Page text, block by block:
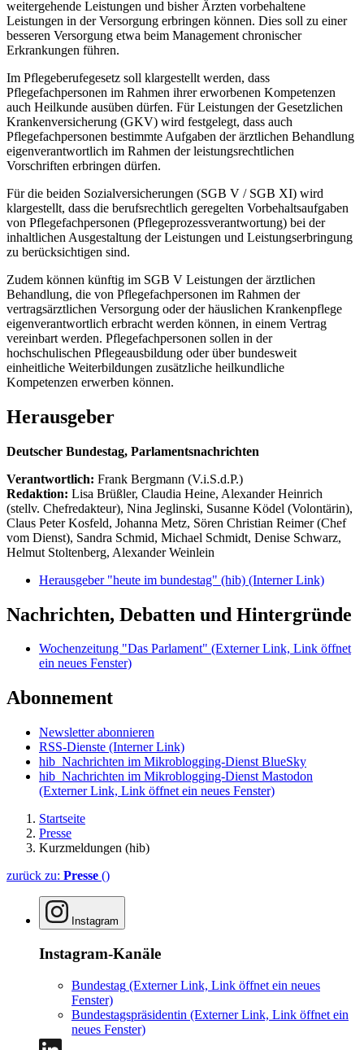
weitergehende Leistungen und bisher Ärzten vorbehaltene
Leistungen in der Versorgung erbringen können. Dies soll zu einer
besseren Versorgung etwa beim Management chronischer
Erkrankungen führen.
Im Pflegeberufegesetz soll klargestellt werden, dass
Pflegefachpersonen im Rahmen ihrer erworbenen Kompetenzen
auch Heilkunde ausüben dürfen. Für Leistungen der Gesetzlichen
Krankenversicherung (GKV) wird festgelegt, dass auch
Pflegefachpersonen bestimmte Aufgaben der ärztlichen Behandlung
eigenverantwortlich im Rahmen der leistungsrechtlichen
Vorschriften erbringen dürfen.
Für die beiden Sozialversicherungen (SGB V / SGB XI) wird
klargestellt, dass die berufsrechtlich geregelten Vorbehaltsaufgaben
von Pflegefachpersonen (Pflegeprozessverantwortung) bei der
inhaltlichen Ausgestaltung der Leistungen und Leistungserbringung
zu berücksichtigen sind.
Zudem können künftig im SGB V Leistungen der ärztlichen
Behandlung, die von Pflegefachpersonen im Rahmen der
vertragsärztlichen Versorgung oder der häuslichen Krankenpflege
eigenverantwortlich erbracht werden können, in einem Vertrag
vereinbart werden. Pflegefachpersonen sollen in der
hochschulischen Pflegeausbildung oder über bundesweit
einheitliche Weiterbildungen zusätzliche heilkundliche
Kompetenzen erwerben können.
Herausgeber
Deutscher Bundestag, Parlamentsnachrichten
Verantwortlich: Frank Bergmann (V.i.S.d.P.)
Redaktion: Lisa Brüßler, Claudia Heine, Alexander Heinrich
(stellv. Chefredakteur), Nina Jeglinski, Susanne Ködel (Volontärin),
Claus Peter Kosfeld, Johanna Metz, Sören Christian Reimer (Chef
vom Dienst), Sandra Schmid, Michael Schmidt, Denise Schwarz,
Helmut Stoltenberg, Alexander Weinlein
Herausgeber "heute im bundestag" (hib) (Interner Link)
Nachrichten, Debatten und Hintergründe
Wochenzeitung "Das Parlament" (Externer Link, Link öffnet
ein neues Fenster)
Abonnement
Newsletter abonnieren
RSS-Dienste (Interner Link)
hib_Nachrichten im Mikroblogging-Dienst BlueSky
hib_Nachrichten im Mikroblogging-Dienst Mastodon
(Externer Link, Link öffnet ein neues Fenster)
Startseite
Presse
Kurzmeldungen (hib)
zurück zu: Presse ()
Instagram
Instagram-Kanäle
Bundestag (Externer Link, Link öffnet ein neues
Fenster)
Bundestagspräsidentin (Externer Link, Link öffnet ein
neues Fenster)